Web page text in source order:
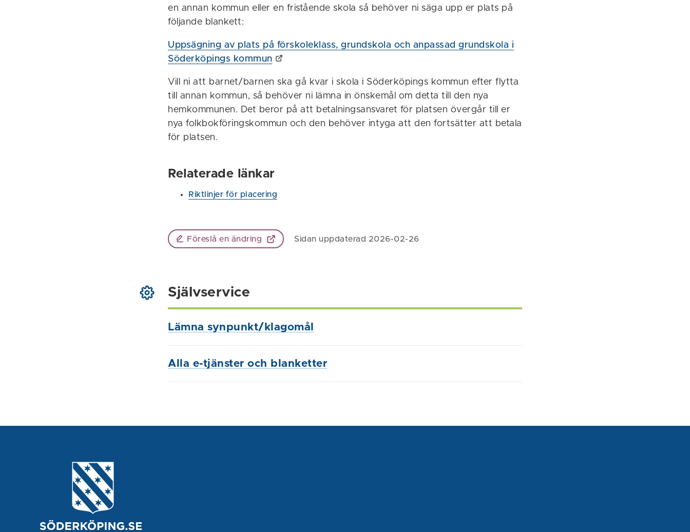
en annan kommun eller en fristående skola så behöver ni säga upp er plats på
följande blankett:
Uppsägning av plats på förskoleklass, grundskola och anpassad grundskola i
Söderköpings kommun
Vill ni att barnet/barnen ska gå kvar i skola i Söderköpings kommun efter flytta
till annan kommun, så behöver ni lämna in önskemål om detta till den nya
hemkommunen. Det beror på att betalningsansvaret för platsen övergår till er
nya folkbokföringskommun och den behöver intyga att den fortsätter att betala
för platsen.
Relaterade länkar
Riktlinjer för placering
Föreslå en ändring Sidan uppdaterad 2026-02-26
Självservice
Lämna synpunkt/klagomål
Alla e-tjänster och blanketter